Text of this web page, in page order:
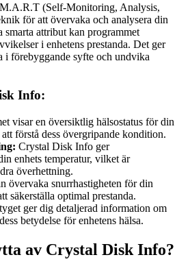
(Self-Monitoring, Analysis,
för att övervaka och analysera din
attribut kan programmet
i enhetens prestanda. Det ger
i förebyggande syfte och undvika
Info:
visar en översiktlig hälsostatus för din
förstå dess övergripande kondition.
Crystal Disk Info ger
enhets temperatur, vilket är
överhettning.
övervaka snurrhastigheten för din
säkerställa optimal prestanda.
ger dig detaljerad information om
betydelse för enhetens hälsa.
av Crystal Disk Info?